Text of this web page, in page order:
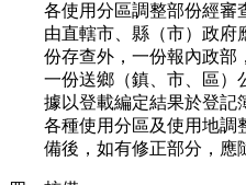
各使用分區調整部份經審
由直轄市、縣（市）政府
份存查外，一份報內政部
一份送鄉（鎮、市、區）
據以登載編定結果於登記
各種使用分區及使用地調
備後，如有修正部分，應